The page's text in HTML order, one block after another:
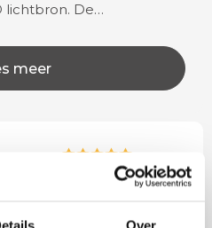
lichtbron. De…
meer